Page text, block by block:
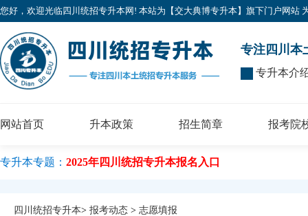
您好，欢迎光临四川统招专升本网! 本站为【交大典博专升本】旗下门户网站
专注四川本
专升本介
网站首页 升本政策 招生简章 报考院
专升本专题： 2025年四川统招专升本报名入口
四川统招专升本> 报考动态 > 志愿填报